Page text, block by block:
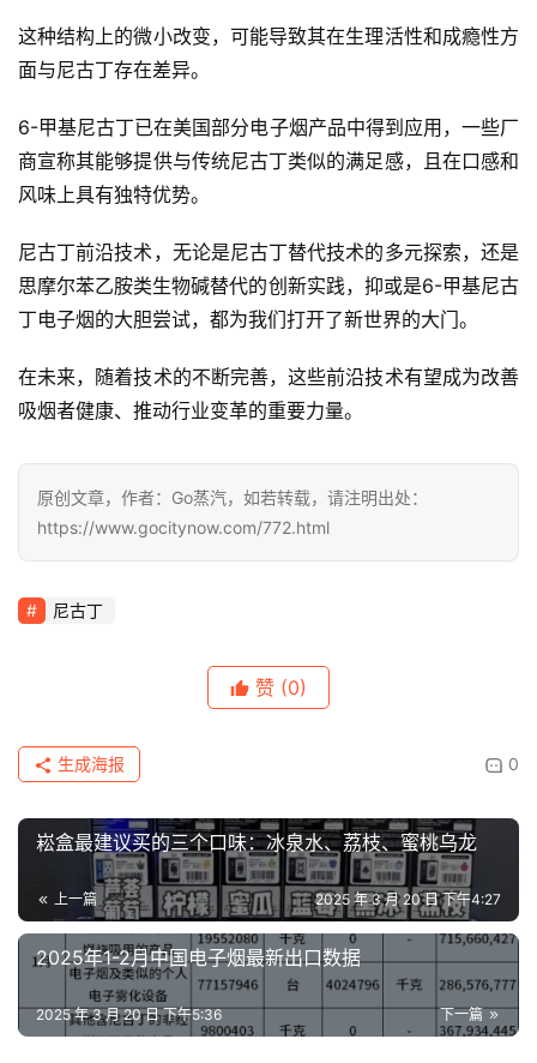
这种结构上的微小改变，可能导致其在生理活性和成瘾性方
面与尼古丁存在差异。
6-甲基尼古丁已在美国部分电子烟产品中得到应用，一些厂
商宣称其能够提供与传统尼古丁类似的满足感，且在口感和
风味上具有独特优势。
尼古丁前沿技术，无论是尼古丁替代技术的多元探索，还是
思摩尔苯乙胺类生物碱替代的创新实践，抑或是6-甲基尼古
丁电子烟的大胆尝试，都为我们打开了新世界的大门。
在未来，随着技术的不断完善，这些前沿技术有望成为改善
吸烟者健康、推动行业变革的重要力量。
原创文章，作者：Go蒸汽，如若转载，请注明出处：
https://www.gocitynow.com/772.html
尼古丁
赞 (0)
0
生成海报
崧盒最建议买的三个口味：冰泉水、荔枝、蜜桃乌龙
上一篇 2025 年 3 月 20 日 下午4:27
2025年1-2月中国电子烟最新出口数据
下一篇
2025 年 3 月 20 日 下午5:36